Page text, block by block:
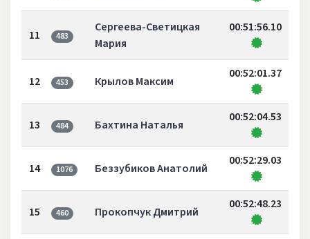
11 483
Сергеева-Светицкая
Мария
00:51:56.10
12 453 Крылов Максим
00:52:01.37
13 484 Бахтина Наталья
00:52:04.53
14 1076 Беззубиков Анатолий
00:52:29.03
15 460 Прокопчук Дмитрий
00:52:48.23